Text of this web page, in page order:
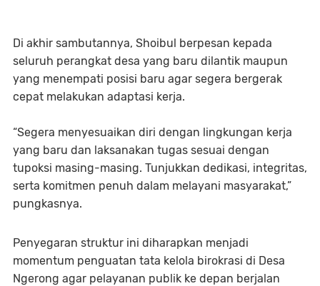
Di akhir sambutannya, Shoibul berpesan kepada
seluruh perangkat desa yang baru dilantik maupun
yang menempati posisi baru agar segera bergerak
cepat melakukan adaptasi kerja.
“Segera menyesuaikan diri dengan lingkungan kerja
yang baru dan laksanakan tugas sesuai dengan
tupoksi masing-masing. Tunjukkan dedikasi, integritas,
serta komitmen penuh dalam melayani masyarakat,”
pungkasnya.
Penyegaran struktur ini diharapkan menjadi
momentum penguatan tata kelola birokrasi di Desa
Ngerong agar pelayanan publik ke depan berjalan